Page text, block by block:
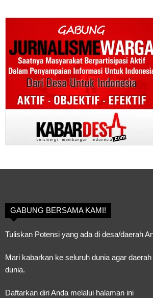
GABUNG BERSAMA KAMI!
Tuliskan Potensi yang ada di desa/daerah
Mari kabarkan ke seluruh dunia agar
dunia.
Daftarkan diri Anda melalui halaman ini